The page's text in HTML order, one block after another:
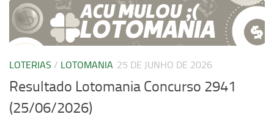
LOTERIAS / LOTOMANIA 25 DE JUNHO DE 2026
Resultado Lotomania Concurso 2941
(25/06/2026)